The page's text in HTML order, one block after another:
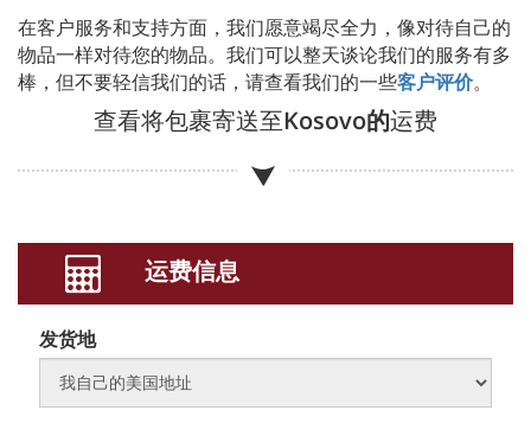
在客户服务和支持方面，我们愿意竭尽全力，像对待自己的
物品一样对待您的物品。我们可以整天谈论我们的服务有多
棒，但不要轻信我们的话，请查看我们的一些客户评价。
查看将包裹寄送至Kosovo的运费
运费信息
发货地